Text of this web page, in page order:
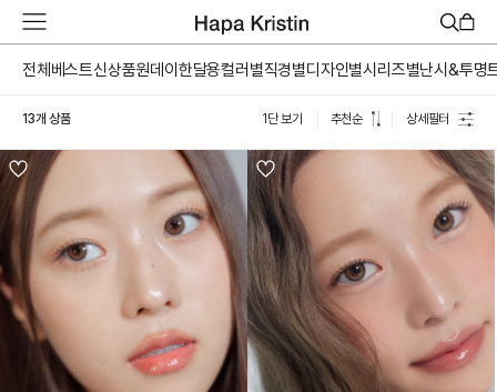
데
이
한
용
하
파
가
전체 베스트신상품원데이 한달용컬러별직경별디자인별시리즈별난시&투명
13개 상품 1단 보기 추천순 상세필터